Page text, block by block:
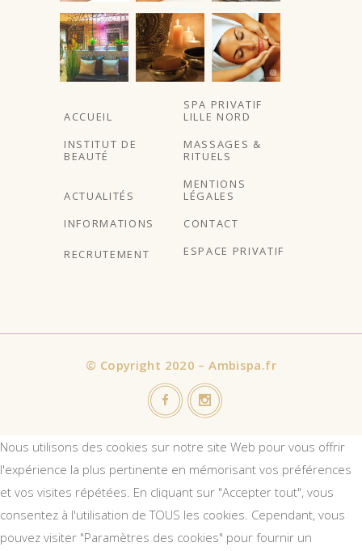
À partir de
ACCUEIL
SPA PRIVATIF
LILLE NORD
INSTITUT DE
BEAUTÉ
MASSAGES &
RITUELS
ACTUALITÉS
MENTIONS
LÉGALES
INFORMATIONS
CONTACT
RECRUTEMENT ESPACE PRIVATIF
© Copyright 2020 – Ambispa.fr
Nous utilisons des cookies sur notre site Web pour vous offrir
l'expérience la plus pertinente en mémorisant vos préférences
et vos visites répétées. En cliquant sur "Accepter tout", vous
consentez à l'utilisation de TOUS les cookies. Cependant, vous
pouvez visiter "Paramètres des cookies" pour fournir un